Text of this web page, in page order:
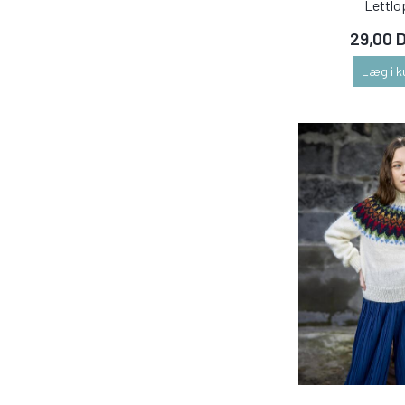
29,00
Læg i